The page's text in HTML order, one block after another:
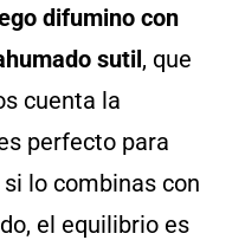
difumino con
sutil, que
cuenta la
perfecto para
lo combinas con
el equilibrio es